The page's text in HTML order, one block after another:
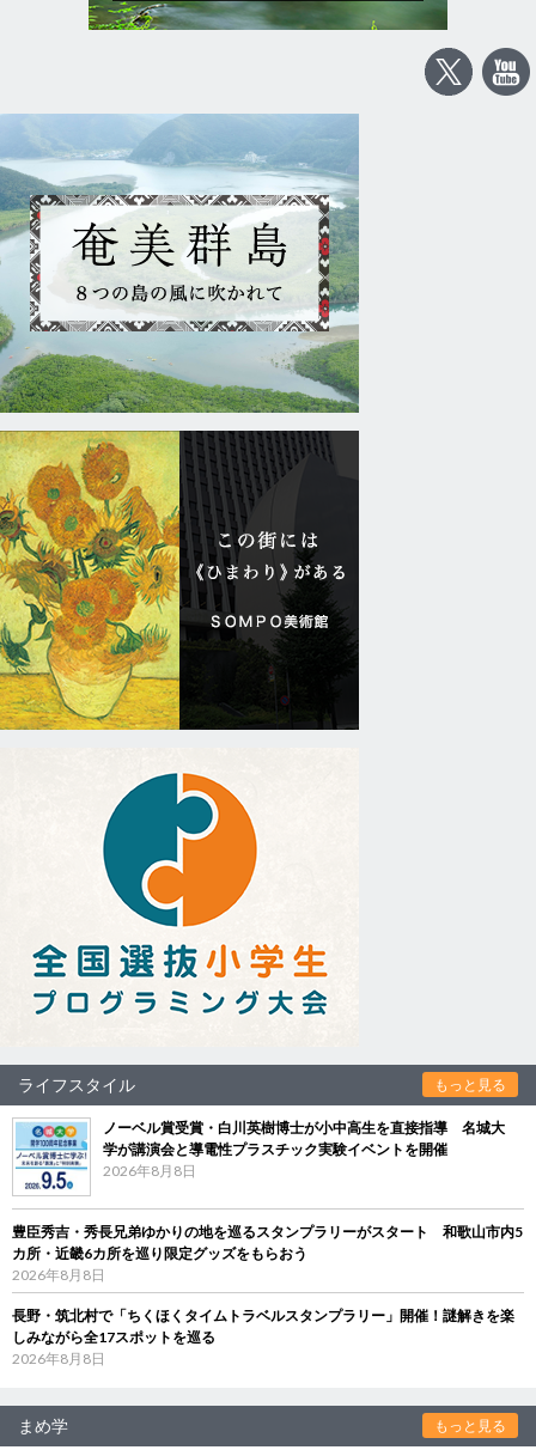
ライフスタイル もっと見る
ノーベル賞受賞・白川英樹博士が小中高生を直接指導 名城大
学が講演会と導電性プラスチック実験イベントを開催
2026年8月8日
豊臣秀吉・秀長兄弟ゆかりの地を巡るスタンプラリーがスタート 和歌山市内5
カ所・近畿6カ所を巡り限定グッズをもらおう
2026年8月8日
長野・筑北村で「ちくほくタイムトラベルスタンプラリー」開催！謎解きを楽
しみながら全17スポットを巡る
2026年8月8日
まめ学 もっと見る